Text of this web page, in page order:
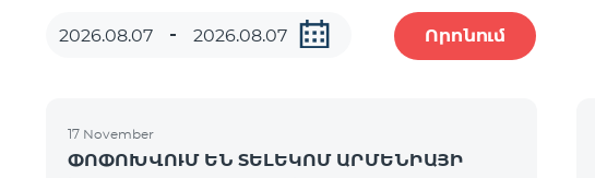
Որոնում
17 November
ՓՈՓՈԽՎՈՒՄ ԵՆ ՏԵԼԵԿՈՄ ԱՐՄԵՆԻԱՅԻ